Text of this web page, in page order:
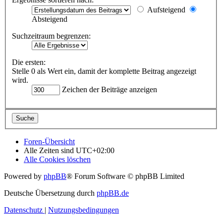
Aufsteigend
Absteigend
Suchzeitraum begrenzen:
Die ersten:
Stelle 0 als Wert ein, damit der komplette Beitrag angezeigt
wird.
Zeichen der Beiträge anzeigen
Foren-Übersicht
Alle Zeiten sind UTC+02:00
Alle Cookies löschen
Powered by phpBB® Forum Software © phpBB Limited
Deutsche Übersetzung durch phpBB.de
Datenschutz | Nutzungsbedingungen